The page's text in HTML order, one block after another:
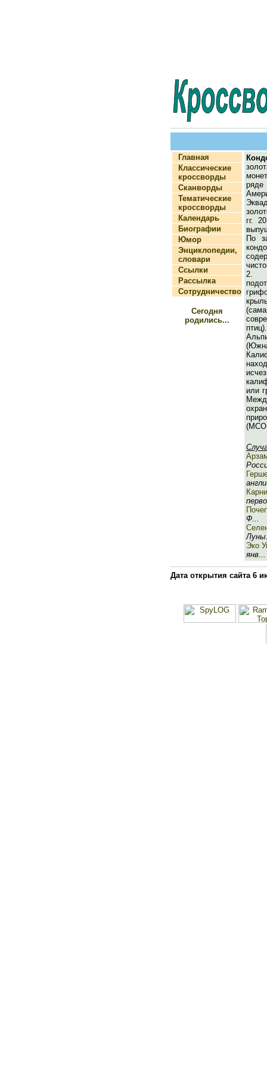
Главная
Классические
кроссворды
Сканворды
Тематические
кроссворды
Календарь
Биографии
Юмор
Энциклопедии,
словари
Ссылки
Рассылка
Сотрудничество
Сегодня
родились...
гг.
По
2.
или
Ф...
Эко
янв...
Дата открытия сайта 6